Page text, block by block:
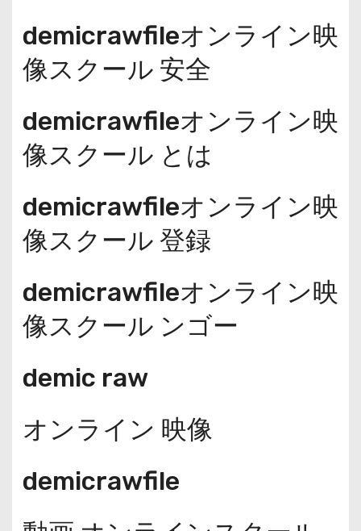
demicrawfileオンライン映
像スクール 安全
demicrawfileオンライン映
像スクール とは
demicrawfileオンライン映
像スクール 登録
demicrawfileオンライン映
像スクール ンゴー
demic raw
オンライン 映像
demicrawfile